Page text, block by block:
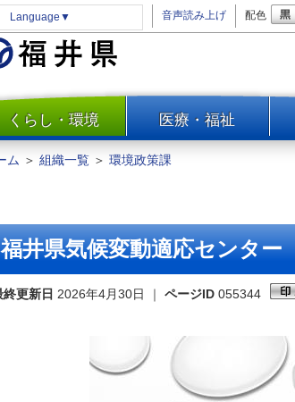
Language ▼ 音声読み上げ 配色
一覧
くらし・環境 医療・福祉
災
道・エネルギー
住まい・土地
境問題・廃棄物対策・リサ
クル
ム ＞ 組織一覧 ＞ 環境政策課
福井県気候変動適応センター
終更新日 2026年4月30日 ｜ ページID 055344